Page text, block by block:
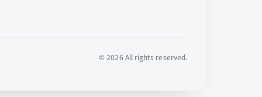
©2026 All rights reserved.